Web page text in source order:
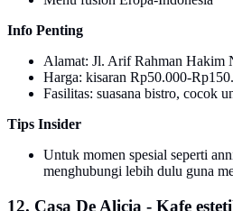
Info Penting
Alamat: Jl. Arif Rahman Hakim
Harga: kisaran Rp50.000-
Fasilitas: suasana bistro, cocok
Tips Insider
Untuk momen spesial seperti
menghubungi lebih dulu guna
12. Casa De Alicia - Kafe